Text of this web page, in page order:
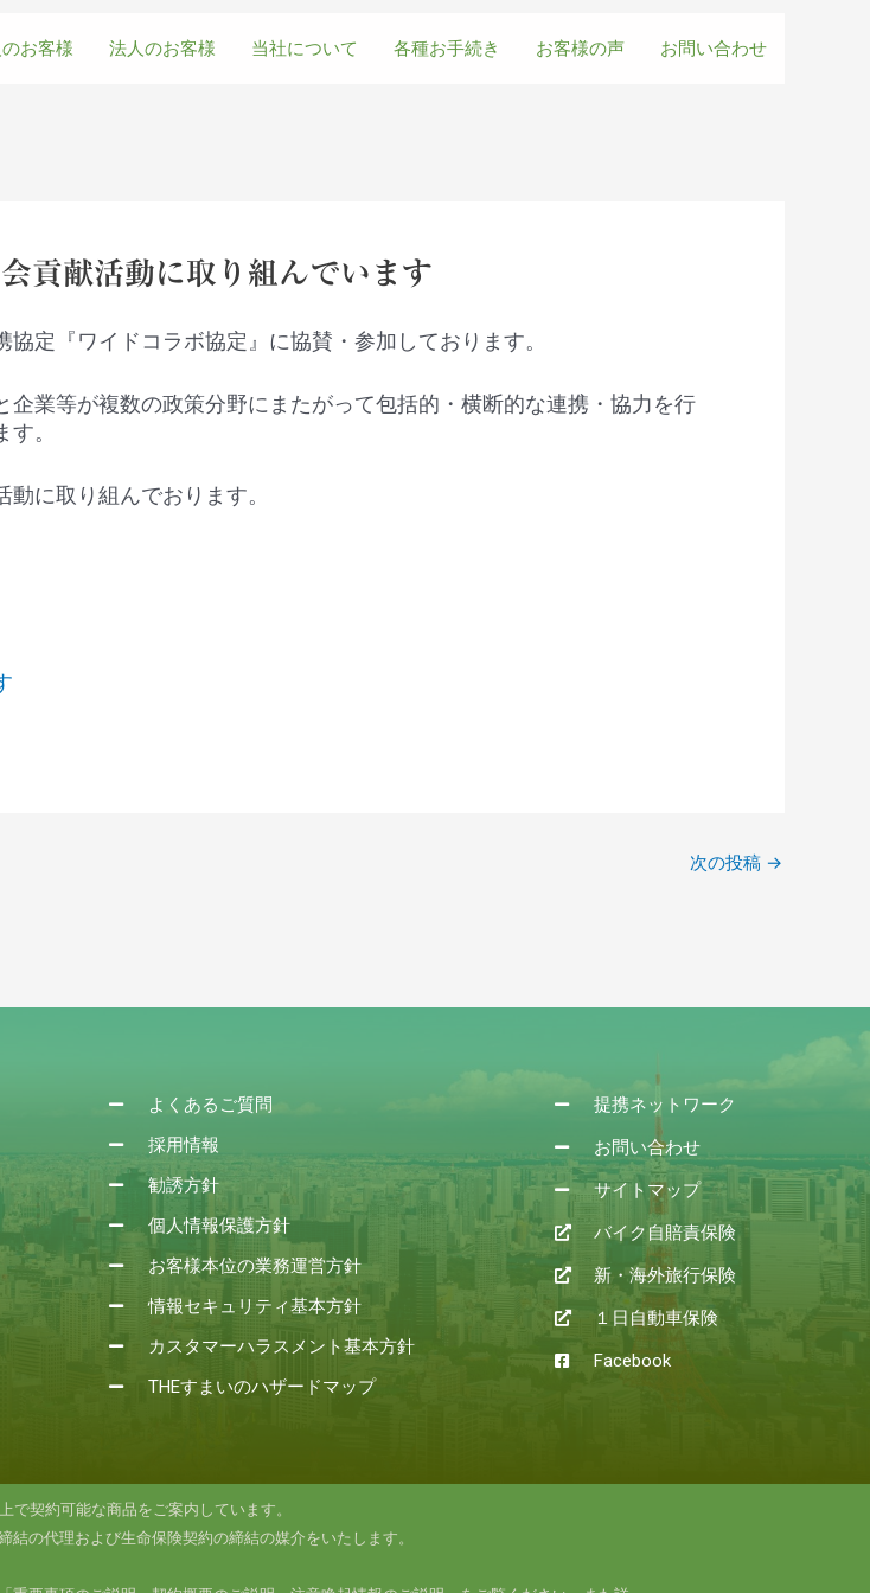
お客様 法人のお客様 当社について 各種お手続き お客様の声 お問い合わせ
貢献活動に取り組んでいます
定『ワイドコラボ協定』に協賛・参加しております。
企業等が複数の政策分野にまたがって包括的・横断的な連携・協力を行
。
に取り組んでおります。
次の投稿 →
よくあるご質問
採用情報
勧誘方針
個人情報保護方針
お客様本位の業務運営方針
情報セキュリティ基本方針
カスタマーハラスメント基本方針
THEすまいのハザードマップ
提携ネットワーク
お問い合わせ
サイトマップ
バイク自賠責保険
新・海外旅行保険
１日自動車保険
Facebook
契約可能な商品をご案内しています。
の代理および生命保険契約の締結の媒介をいたします。